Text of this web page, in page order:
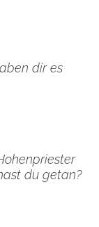
dir es
du getan?